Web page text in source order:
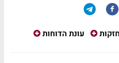
עונת הדוחות